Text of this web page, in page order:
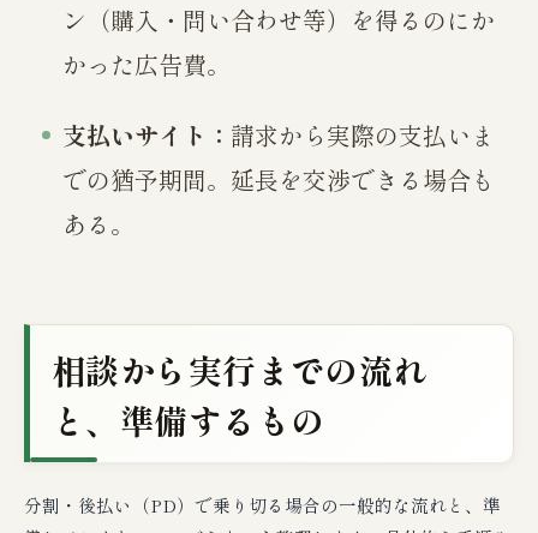
ン（購入・問い合わせ等）を得るのにか
かった広告費。
支払いサイト： 請求から実際の支払いま
での猶予期間。延長を交渉できる場合も
ある。
相談から実行までの流れ
と、準備するもの
分割・後払い（PD）で乗り切る場合の一般的な流れと、準